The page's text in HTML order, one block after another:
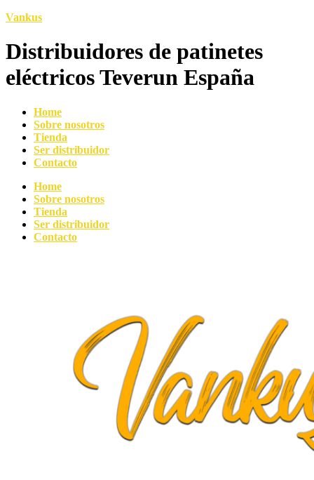
Vankus
Distribuidores de patinetes
eléctricos Teverun España
Home
Sobre nosotros
Tienda
Ser distribuidor
Contacto
Home
Sobre nosotros
Tienda
Ser distribuidor
Contacto